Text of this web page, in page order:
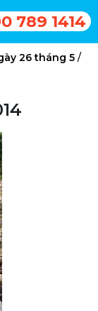
789 1414
26 tháng 5 /